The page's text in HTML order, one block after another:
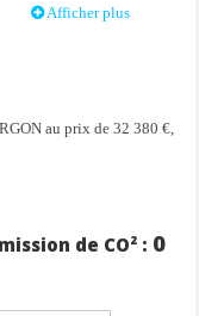
Afficher plus
au prix de 32 380 €,
de CO² : 0